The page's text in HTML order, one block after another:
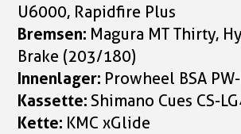
U6000, Rapidfire Plus
Bremsen: Magura MT Thirty,
Brake (203/180)
Innenlager: Prowheel BSA
Kassette:Shimano Cues CS-
Kette: KMC xGlide